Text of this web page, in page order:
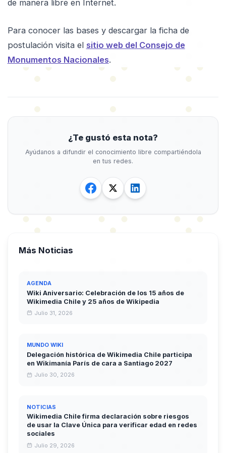
de manera libre en Internet.
Para conocer las bases y descargar la ficha de
postulación visita el sitio web del Consejo de
Monumentos Nacionales.
¿Te gustó esta nota?
Ayúdanos a difundir el conocimiento libre compartiéndola
en tus redes.
Más Noticias
AGENDA
Wiki Aniversario: Celebración de los 15 años de
Wikimedia Chile y 25 años de Wikipedia
Julio 31, 2026
MUNDO WIKI
Delegación histórica de Wikimedia Chile participa
en Wikimanía París de cara a Santiago 2027
Julio 30, 2026
NOTICIAS
Wikimedia Chile firma declaración sobre riesgos
de usar la Clave Única para verificar edad en redes
sociales
Julio 29, 2026